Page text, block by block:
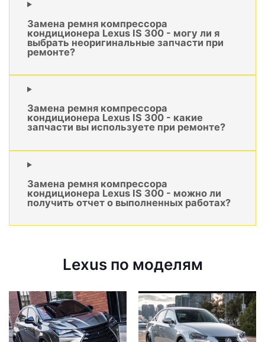
Замена ремня компрессора
кондиционера Lexus IS 300 - могу ли я
выбрать неоригинальные запчасти при
ремонте?
Замена ремня компрессора
кондиционера Lexus IS 300 - какие
запчасти вы используете при ремонте?
Замена ремня компрессора
кондиционера Lexus IS 300 - можно ли
получить отчет о выполненных работах?
Lexus по моделям